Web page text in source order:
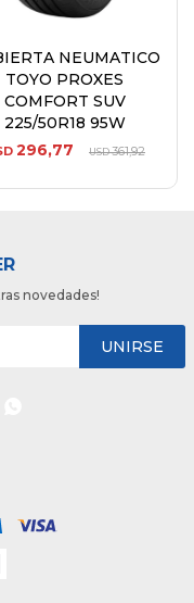
NEUMATICO
TOYO PROXES
COMFORT SUV
225/50R18 95W
296,77 USD361,92
novedades!
UNIRSE